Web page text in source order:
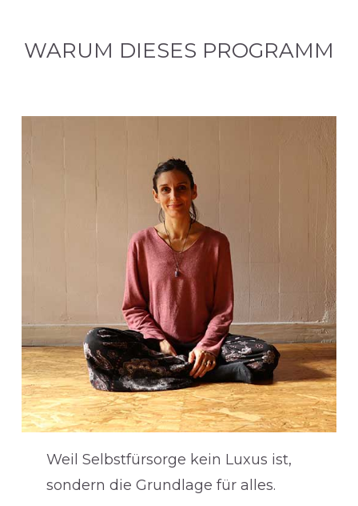
WARUM DIESES PROGRAMM
Weil Selbstfürsorge kein Luxus ist,
sondern die Grundlage für alles.